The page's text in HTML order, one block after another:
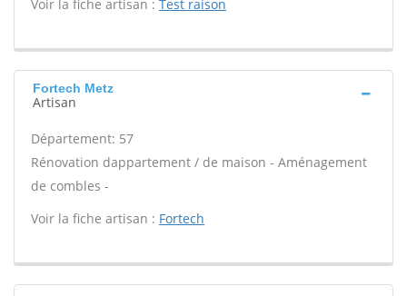
Voir la fiche artisan : Test raison
Fortech Metz
Artisan
Département: 57
Rénovation dappartement / de maison - Aménagement
de combles -
Voir la fiche artisan : Fortech